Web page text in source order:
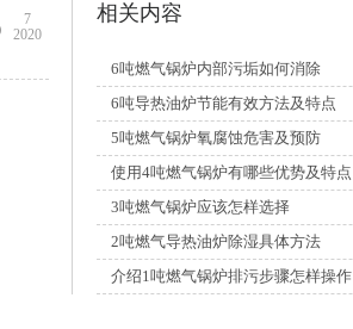
7
2020
相关内容
6吨燃气锅炉内部污垢如何消除
6吨导热油炉节能有效方法及特点
5吨燃气锅炉氧腐蚀危害及预防
使用4吨燃气锅炉有哪些优势及特点
3吨燃气锅炉应该怎样选择
2吨燃气导热油炉除湿具体方法
介绍1吨燃气锅炉排污步骤怎样操作